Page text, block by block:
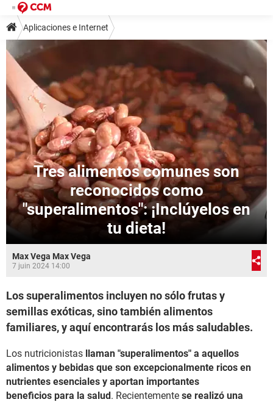
Aplicaciones e Internet
Tres alimentos comunes son
reconocidos como
"superalimentos": ¡Inclúyelos en
tu dieta!
Max Vega Max Vega
7 juin 2024 14:00
Los superalimentos incluyen no sólo frutas y
semillas exóticas, sino también alimentos
familiares, y aquí encontrarás los más saludables.
Los nutricionistas llaman "superalimentos" a aquellos
alimentos y bebidas que son excepcionalmente ricos en
nutrientes esenciales y aportan importantes
beneficios para la salud. Recientemente se realizó una